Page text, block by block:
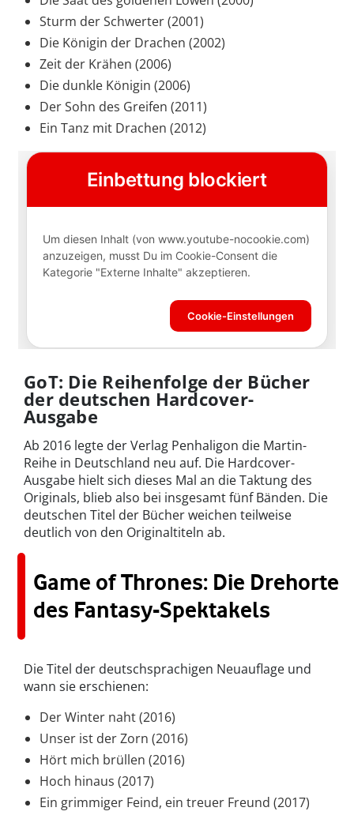
Sturm der Schwerter (2001)
Die Königin der Drachen (2002)
Zeit der Krähen (2006)
Die dunkle Königin (2006)
Der Sohn des Greifen (2011)
Ein Tanz mit Drachen (2012)
GoT: Die Reihenfolge der Bücher
der deutschen Hardcover-
Ausgabe
Ab 2016 legte der Verlag Penhaligon die Martin-
Reihe in Deutschland neu auf. Die Hardcover-
Ausgabe hielt sich dieses Mal an die Taktung des
Originals, blieb also bei insgesamt fünf Bänden. Die
deutschen Titel der Bücher weichen teilweise
deutlich von den Originaltiteln ab.
Game of Thrones: Die Drehorte
des Fantasy-Spektakels
Die Titel der deutschsprachigen Neuauflage und
wann sie erschienen:
Der Winter naht (2016)
Unser ist der Zorn (2016)
Hört mich brüllen (2016)
Hoch hinaus (2017)
Ein grimmiger Feind, ein treuer Freund (2017)